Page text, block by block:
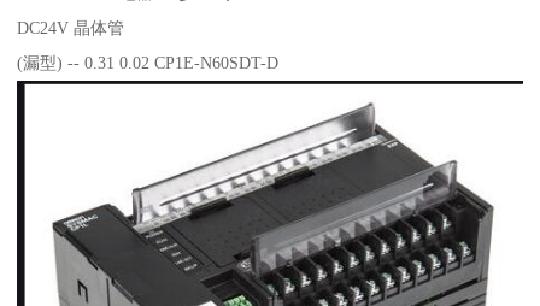
DC24V 晶体管
(漏型) -- 0.31 0.02 CP1E-N60SDT-D